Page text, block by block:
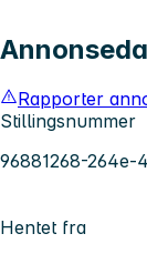
Rapporter
Stillingsnummer
96881268-264e-
Hentet fra